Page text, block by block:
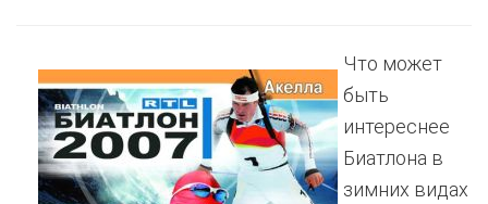
Что может
быть
интереснее
Биатлона в
зимних видах